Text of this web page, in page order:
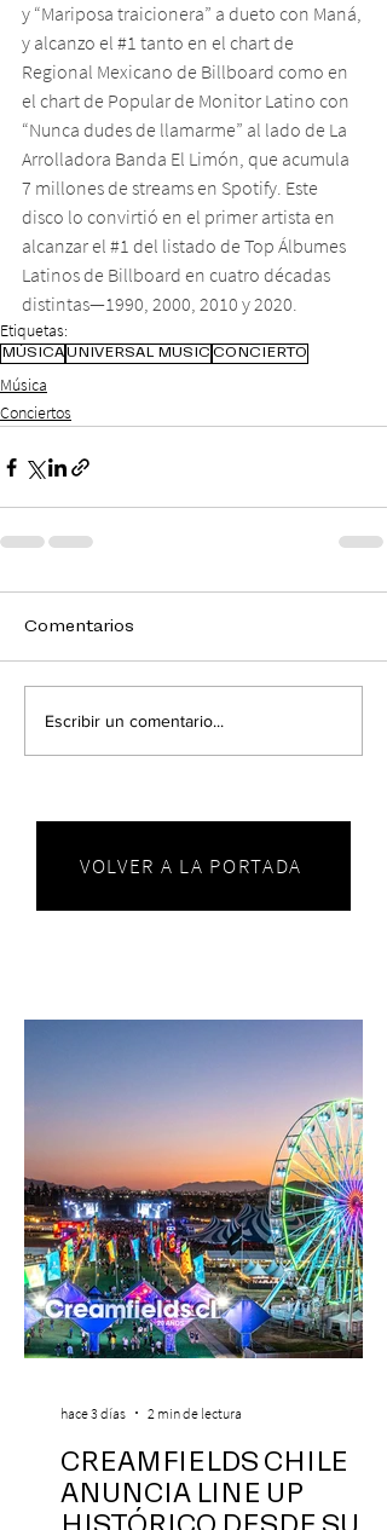
y “Mariposa traicionera” a dueto con Maná,
y alcanzo el #1 tanto en el chart de
Regional Mexicano de Billboard como en
el chart de Popular de Monitor Latino con
“Nunca dudes de llamarme” al lado de La
Arrolladora Banda El Limón, que acumula
7 millones de streams en Spotify. Este
disco lo convirtió en el primer artista en
alcanzar el #1 del listado de Top Álbumes
Latinos de Billboard en cuatro décadas
distintas—1990, 2000, 2010 y 2020.
Etiquetas:
MÚSICAUNIVERSAL MUSIC CONCIERTO
Música
Conciertos
Comentarios
Escribir un comentario...
VOLVER A LA PORTADA
CREAMFIELDS CHILE
ANUNCIA LINE UP
hace 3 días 2 min de lectura